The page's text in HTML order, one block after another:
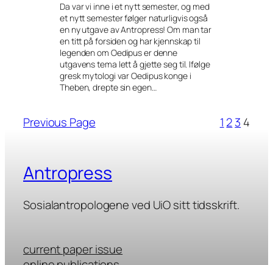
Da var vi inne i et nytt semester, og med
et nytt semester følger naturligvis også
en ny utgave av Antropress! Om man tar
en titt på forsiden og har kjennskap til
legenden om Oedipus er denne
utgavens tema lett å gjette seg til. Ifølge
gresk mytologi var Oedipus konge i
Theben, drepte sin egen…
Previous Page 1 23 4
Antropress
Sosialantropologene ved UiO sitt tidsskrift.
current paper issue